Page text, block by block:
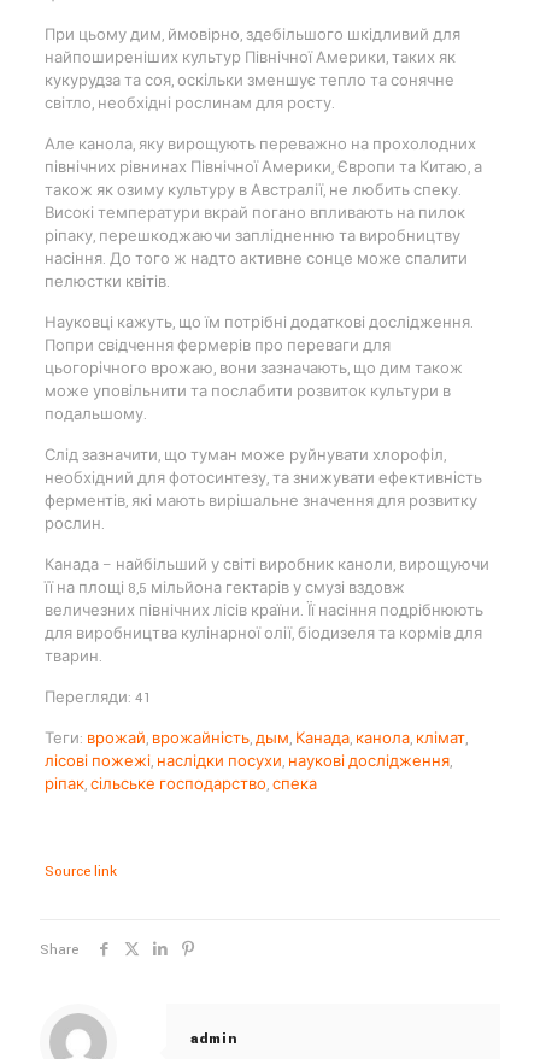
При цьому дим, ймовірно, здебільшого шкідливий для
найпоширеніших культур Північної Америки, таких як
кукурудза та соя, оскільки зменшує тепло та сонячне
світло, необхідні рослинам для росту.
Але канола, яку вирощують переважно на прохолодних
північних рівнинах Північної Америки, Європи та Китаю, а
також як озиму культуру в Австралії, не любить спеку.
Високі температури вкрай погано впливають на пилок
ріпаку, перешкоджаючи заплідненню та виробництву
насіння. До того ж надто активне сонце може спалити
пелюстки квітів.
Науковці кажуть, що їм потрібні додаткові дослідження.
Попри свідчення фермерів про переваги для
цьогорічного врожаю, вони зазначають, що дим також
може уповільнити та послабити розвиток культури в
подальшому.
Слід зазначити, що туман може руйнувати хлорофіл,
необхідний для фотосинтезу, та знижувати ефективність
ферментів, які мають вирішальне значення для розвитку
рослин.
Канада – найбільший у світі виробник каноли, вирощуючи
її на площі 8,5 мільйона гектарів у смузі вздовж
величезних північних лісів країни. Її насіння подрібнюють
для виробництва кулінарної олії, біодизеля та кормів для
тварин.
Перегляди: 41
Теги: врожай, врожайність,дым, Канада, канола, клімат,
лісові пожежі, наслідки посухи, наукові дослідження,
ріпак,сільське господарство,спека
Source link
Share
admin